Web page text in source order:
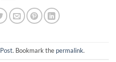
Post. Bookmark the permalink.